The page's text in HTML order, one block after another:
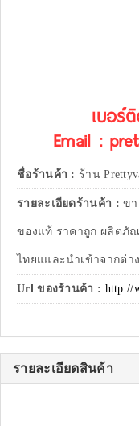
เบอร์
Email :
ชื่อร้านค้า : ร้าน
รายละเอียดร้านค้า :ขา
ของแท้ ราคาถูก ผลิตภั
ไทยแและนำเข้าจากต่า
Url ของร้านค้า : http://
รายละเอียดสินค้า